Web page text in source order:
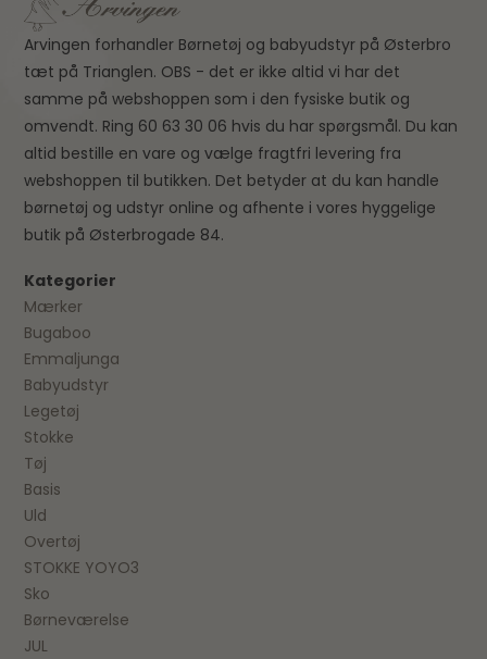
Arvingen forhandler Børnetøj og babyudstyr på Østerbro
tæt på Trianglen. OBS - det er ikke altid vi har det
samme på webshoppen som i den fysiske butik og
omvendt. Ring 60 63 30 06 hvis du har spørgsmål. Du kan
altid bestille en vare og vælge fragtfri levering fra
webshoppen til butikken. Det betyder at du kan handle
børnetøj og udstyr online og afhente i vores hyggelige
butik på Østerbrogade 84.
Kategorier
Mærker
Bugaboo
Emmaljunga
Babyudstyr
Legetøj
Stokke
Tøj
Basis
Uld
Overtøj
STOKKE YOYO3
Sko
Børneværelse
JUL